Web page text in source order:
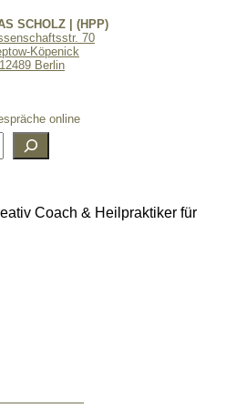
SCHOLZ | (HPP)
70
Köpenick
12489 Berlin
online
Coach & Heilpraktiker für